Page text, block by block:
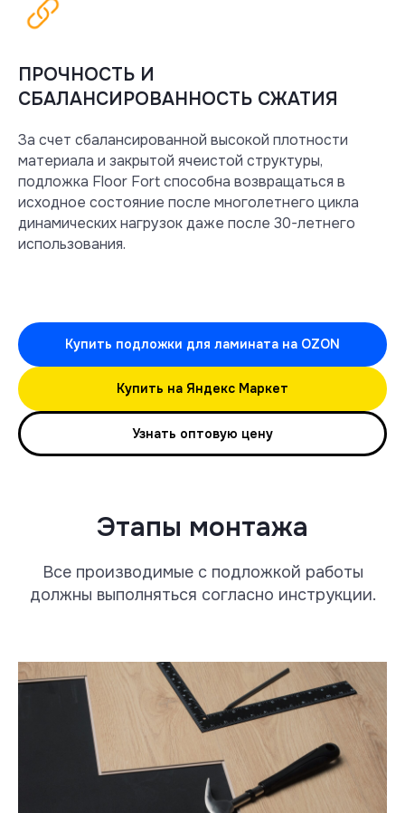
ПРОЧНОСТЬ И
СБАЛАНСИРОВАННОСТЬ СЖАТИЯ
За счет сбалансированной высокой плотности
материала и закрытой ячеистой структуры,
подложка Floor Fort способна возвращаться в
исходное состояние после многолетнего цикла
динамических нагрузок даже после 30-летнего
использования.
Купить подложки для ламината на OZON
Купить на Яндекс Маркет
Узнать оптовую цену
Этапы монтажа
Все производимые с подложкой работы
должны выполняться согласно инструкции.